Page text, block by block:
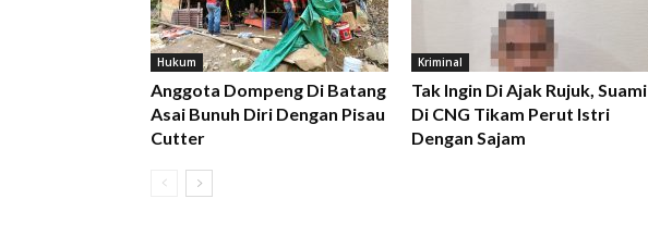
Hukum
Anggota Dompeng Di Batang
Asai Bunuh Diri Dengan Pisau
Cutter
Kriminal
Tak Ingin Di Ajak Rujuk, Suami
Di CNG Tikam Perut Istri
Dengan Sajam